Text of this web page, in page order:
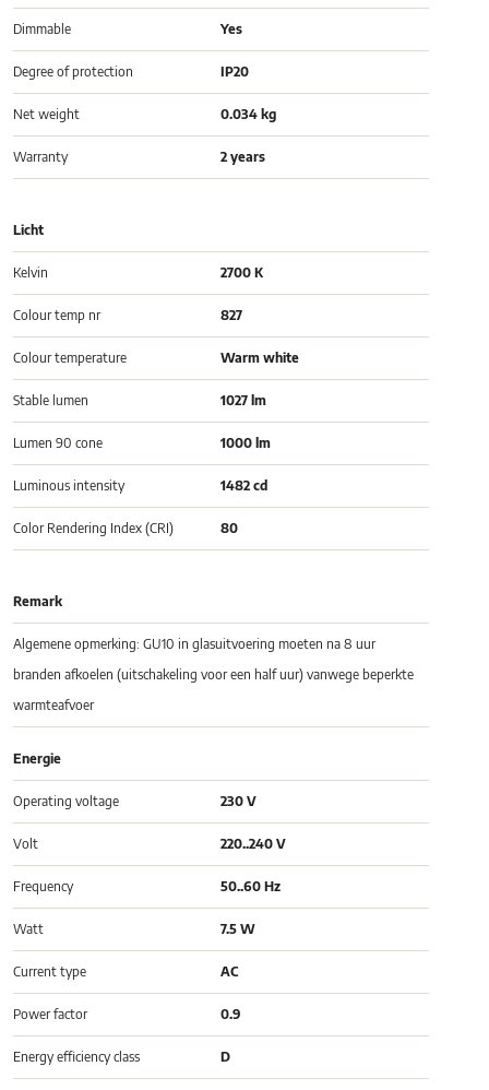
Dimmable Yes
Degree of protection IP20
Net weight 0.034 kg
Warranty 2 years
Licht
Kelvin 2700 K
Colour temp nr 827
Colour temperature Warm white
Stable lumen 1027 lm
Lumen 90 cone 1000 lm
Luminous intensity 1482 cd
Color Rendering Index (CRI) 80
Remark
Algemene opmerking: GU10 in glasuitvoering moeten na 8 uur
branden afkoelen (uitschakeling voor een half uur) vanwege beperkte
warmteafvoer
Energie
Operating voltage 230 V
Volt 220..240 V
Frequency 50..60 Hz
Watt 7.5 W
Current type AC
Power factor 0.9
Energy efficiency class D